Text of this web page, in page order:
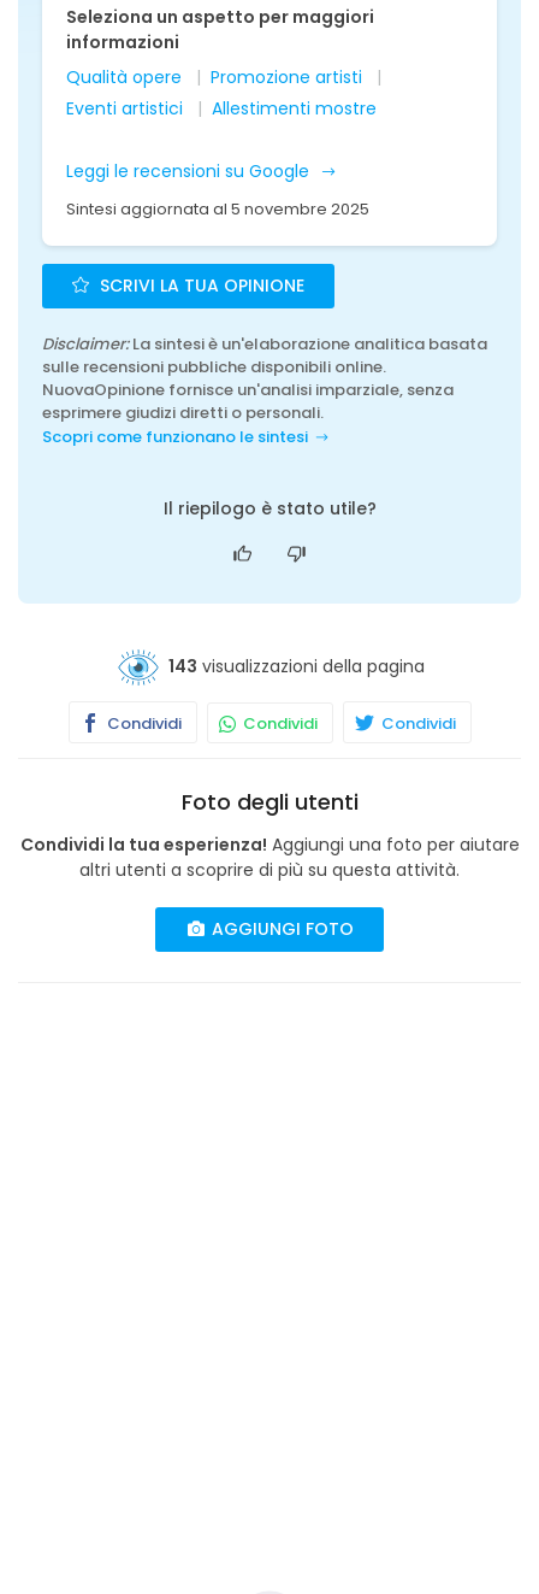
Seleziona un aspetto per maggiori
informazioni
Qualità opere
Promozione artisti
Eventi artistici
Allestimenti mostre
Leggi le recensioni su Google
Sintesi aggiornata al 5 novembre 2025
SCRIVI LA TUA OPINIONE
Disclaimer:La sintesi è un'elaborazione analitica basata
sulle recensioni pubbliche disponibili online.
NuovaOpinione fornisce un'analisi imparziale, senza
esprimere giudizi diretti o personali.
Scopri come funzionano le sintesi
Il riepilogo è stato utile?
143 visualizzazioni della pagina
Condividi Condividi Condividi
Foto degli utenti
Condividi la tua esperienza! Aggiungi una foto per aiutare
altri utenti a scoprire di più su questa attività.
AGGIUNGI FOTO